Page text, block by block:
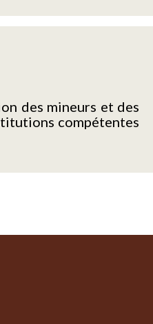
des mineurs et des
compétentes